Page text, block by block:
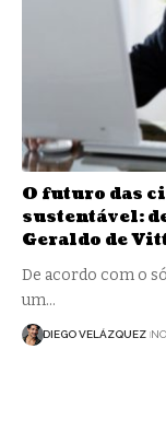
O futuro das
sustentável:
Geraldo de
De acordo com o
um…
DIEGO VELÁZQUEZ